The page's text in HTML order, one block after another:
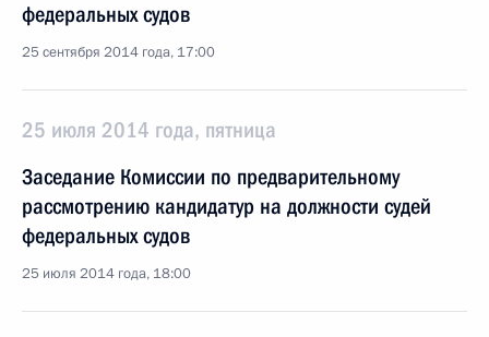
федеральных судов
25 сентября 2014 года, 17:00
25 июля 2014 года, пятница
Заседание Комиссии по предварительному
рассмотрению кандидатур на должности судей
федеральных судов
25 июля 2014 года, 18:00